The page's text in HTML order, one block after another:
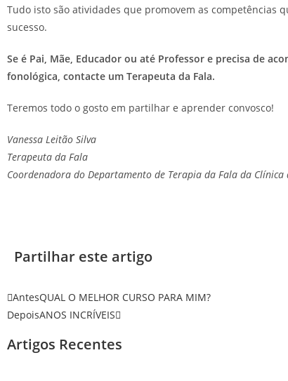
Tudo isto são atividades que promovem as competências
sucesso.
Se é Pai, Mãe, Educador ou até Professor e precisa de
fonológica, contacte um Terapeuta da Fala.
Teremos todo o gosto em partilhar e aprender convosco!
Vanessa Leitão Silva
Terapeuta da Fala
Coordenadora do Departamento de Terapia da Fala da Clínica
Partilhar este artigo
AntesQUAL O MELHOR CURSO PARA MIM?
DepoisANOS INCRÍVEIS
Artigos Recentes